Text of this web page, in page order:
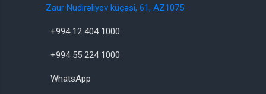
Zaur Nudirəliyev küçəsi, 61, AZ1075
+994 12 404 1000
+994 55 224 1000
WhatsApp